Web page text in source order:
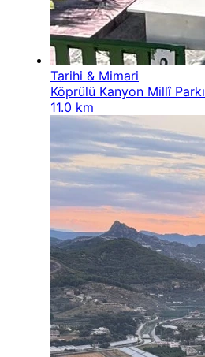
Tarihi & Mimari
Köprülü Kanyon Millî Parkı
11.0 km